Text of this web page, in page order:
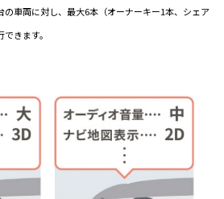
の車両に対し、最大6本（オーナーキー1本、シェア
きます。